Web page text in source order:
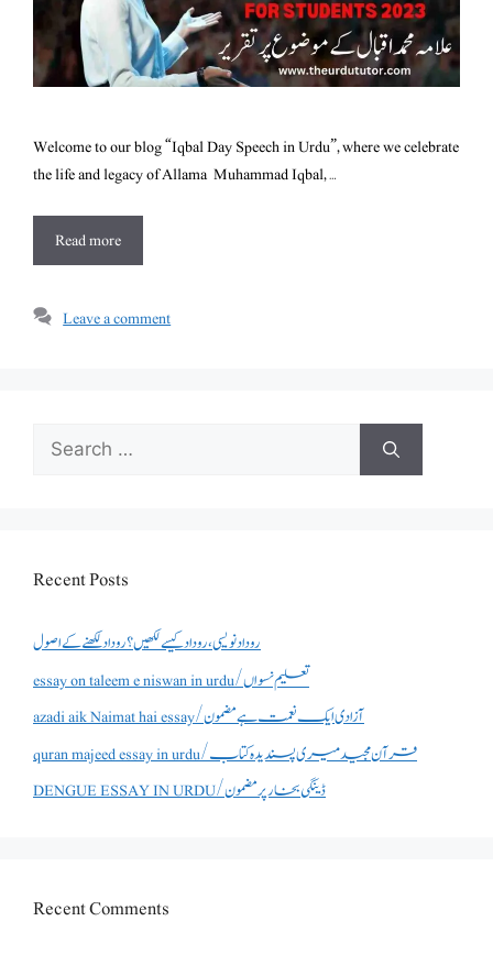
Welcome to our blog “Iqbal Day Speech in Urdu”, where we celebrate
the life and legacy of Allama Muhammad Iqbal, …
Read more
Leave a comment
Search
for:
Recent Posts
روداد نویسی ،روداد کیسے لکھیں؟ روداد لکھنے کے اصول
essay on taleem e niswan in urdu/تعلیم نسواں
azadi aik Naimat hai essay/آزادی ایک نعمت ہے مضمون
quran majeed essay in urdu/قرآن مجید میری پسندیدہ کتاب
DENGUE ESSAY IN URDU/ڈینگی بخار پر مضمون
Recent Comments